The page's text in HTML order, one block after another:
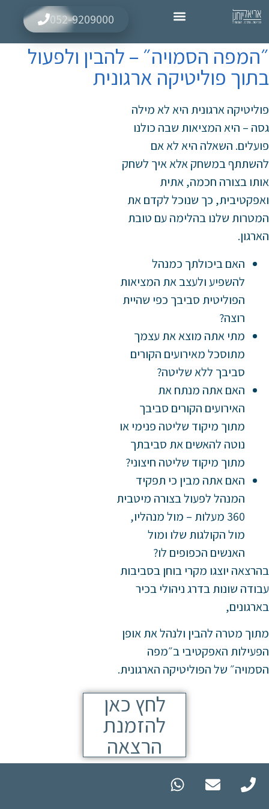
לתוכן
052-9209000⁩
״המפה הסמויה״ – להבין ולפעול
בתוך פוליטיקה ארגונית
פוליטיקה ארגונית היא לא מילה
גסה – היא המציאות שבה כולנו
פועלים. השאלה היא לא אם
להשתתף במשחק אלא איך לשחק
אותו בצורה חכמה, אתית
ואפקטיבית, כך שנוכל לקדם את
המטרות שלנו בהלימה עם טובת
הארגון.
האם ביכולתך כמנהל
להשפיע ולעצב את המציאות
הפוליטית סביבך כפי שהיית
רוצה?
מתי אתה מוצא את עצמך
מתוסכל מאירועים הקורים
סביבך ללא שליטה?
האם אתה מנתח את
האירועים הקורים סביבך
מתוך מיקוד שליטה פנימי או
נוטה להאשים את סביבתך
מתוך מיקוד שליטה חיצוני?
האם אתה מבין כי תפקיד
המנהל לפעול בצורה מיטבית
360 מעלות – מול מנהליו,
מול הקולגות שלו ומול
האנשים הכפופים לו?
בהרצאה יוצגו מקרי בוחן בסביבות
עבודה שונות בדרג ניהולי בכיר
בארגונים,
מתוך מטרה להבין ולנהל את אופן
הפעילות האפקטיבי ב״מפה
הסמויה״ של הפוליטיקה הארגונית.
לחץ כאן
להזמנת
הרצאה